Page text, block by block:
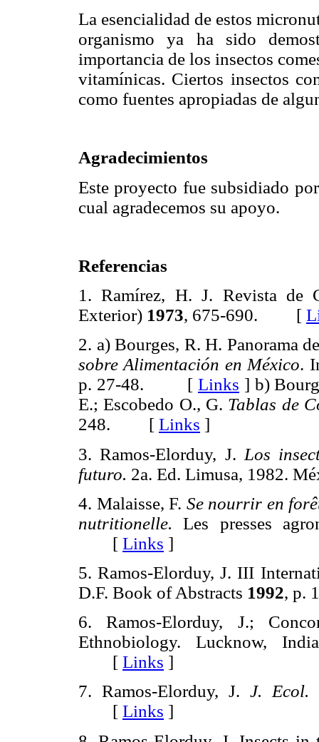
La esencialidad de estos
organismo ya ha sido
importancia de los insectos
vitamínicas. Ciertos insectos
como fuentes apropiadas de
Agradecimientos
Este proyecto fue subsidiado
cual agradecemos su apoyo.
Referencias
1. Ramírez, H. J. Revista de
Exterior) 1973, 675-690. [
2. a) Bourges, R. H. Panorama
sobre Alimentación en México.
p. 27-48. [ Links ] b)
E.; Escobedo O., G. Tablas de
248. [ Links ]
3. Ramos-Elorduy, J. Los
futuro. 2a. Ed. Limusa, 1982.
4. Malaisse, F. Se nourrir en
nutritionelle. Les presses
[ Links ]
5. Ramos-Elorduy, J. III
D.F. Book of Abstracts 1992,
6. Ramos-Elorduy, J.;
Ethnobiology. Lucknow,
[ Links ]
7. Ramos-Elorduy, J. J. Ecol.
[ Links ]